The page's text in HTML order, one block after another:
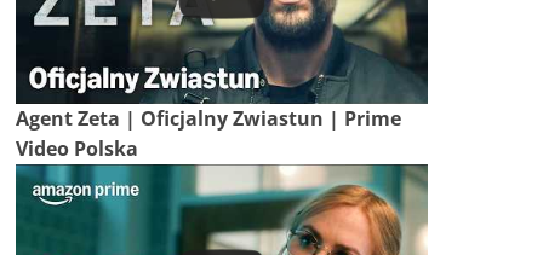
Agent Zeta | Oficjalny Zwiastun | Prime
Video Polska